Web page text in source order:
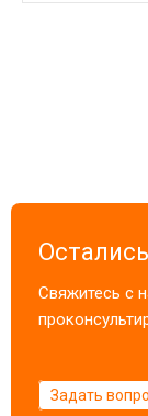
Свяжитесь с
Задать